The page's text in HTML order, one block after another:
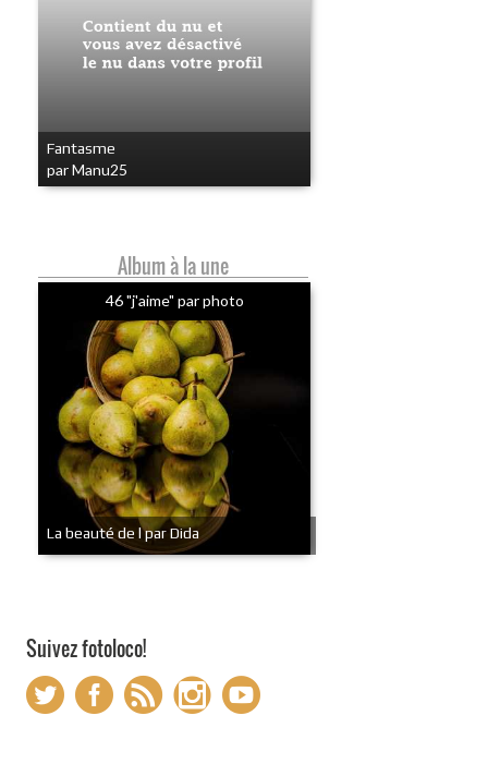
Fantasme
par Manu25
Album à la une
46 "j'aime" par photo
La beauté de l par Dida
Suivez fotoloco!